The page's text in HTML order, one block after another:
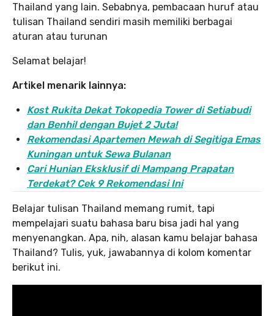
Thailand yang lain. Sebabnya, pembacaan huruf atau
tulisan Thailand sendiri masih memiliki berbagai
aturan atau turunan
Selamat belajar!
Artikel menarik lainnya:
Kost Rukita Dekat Tokopedia Tower di Setiabudi
dan Benhil dengan Bujet 2 Juta!
Rekomendasi Apartemen Mewah di Segitiga Emas
Kuningan untuk Sewa Bulanan
Cari Hunian Eksklusif di Mampang Prapatan
Terdekat? Cek 9 Rekomendasi Ini
Belajar tulisan Thailand memang rumit, tapi
mempelajari suatu bahasa baru bisa jadi hal yang
menyenangkan. Apa, nih, alasan kamu belajar bahasa
Thailand? Tulis, yuk, jawabannya di kolom komentar
berikut ini.